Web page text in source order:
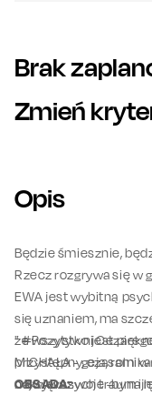
Brak
Zmień
Opis
Będzie śmiesznie,
Rzecz rozgrywa się w
EWA jest wybitną
się uznaniem, ma
że wszystko jest
MICHAŁA - geja,
odkrywa swoje -
" #Pozytywni
przystępny, czasami
największych traum i
OBSADA: